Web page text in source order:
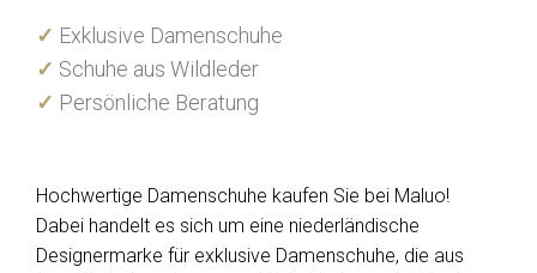
✓ Exklusive Damenschuhe
✓ Schuhe aus Wildleder
✓ Persönliche Beratung
Hochwertige Damenschuhe kaufen Sie bei Maluo!
Dabei handelt es sich um eine niederländische
Designermarke für exklusive Damenschuhe, die aus